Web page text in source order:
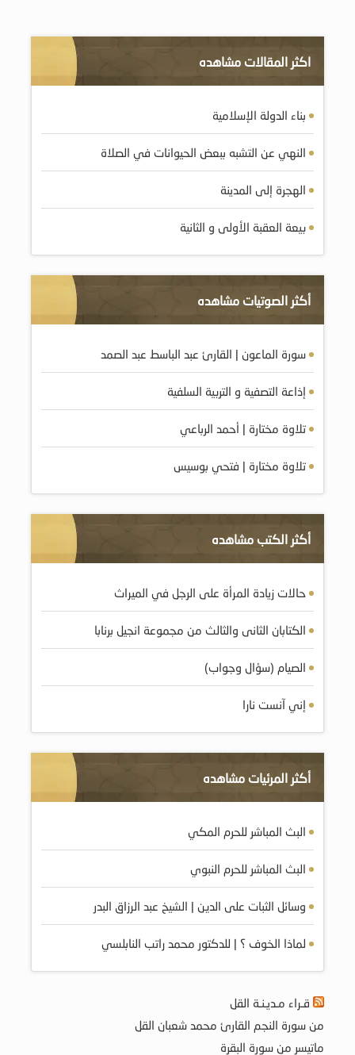
اكثر المقالات مشاهده
بناء الدولة الإسلامية
النهي عن التشبه ببعض الحيوانات في الصلاة
الهجرة إلى المدينة
بيعة العقبة الأولى و الثانية
أكثر الصوتيات مشاهده
سورة الماعون | القارئ عبد الباسط عبد الصمد
إذاعة التصفية و التربية السلفية
تلاوة مختارة | أحمد الرباعي
تلاوة مختارة | فتحي بوسيس
أكثر الكتب مشاهده
حالات زيادة المرأة على الرجل في الميراث
الكتابان الثانى والثالث من مجموعة انجيل برنابا
الصيام (سؤال وجواب)
إني آنست نارا
أكثر المرئيات مشاهده
البث المباشر للحرم المكي
البث المباشر للحرم النبوي
وسائل الثبات على الدين | الشيخ عبد الرزاق البدر
لماذا الخوف ؟ | للدكتور محمد راتب النابلسي
قـراء مـديـنـة القل
من سورة النجم القارئ محمد شعبان القل
ماتيسر من سورة البقرة